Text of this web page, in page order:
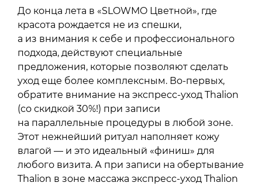
До конца лета в «SLOWMO Цветной», где
красота рождается не из спешки,
а из внимания к себе и профессионального
подхода, действуют специальные
предложения, которые позволяют сделать
уход еще более комплексным. Во-первых,
обратите внимание на экспресс-уход Thalion
(со скидкой 30%!) при записи
на параллельные процедуры в любой зоне.
Этот нежнейший ритуал наполняет кожу
влагой — и это идеальный «финиш» для
любого визита. А при записи на обертывание
Thalion в зоне массажа экспресс-уход Thalion